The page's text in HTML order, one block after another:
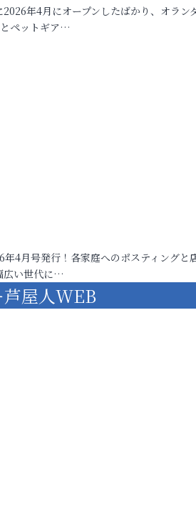
年4月にオープンしたばかり、オラン
ペットギア…
年4月号発行！各家庭へのポスティングと
広い世代に…
芦屋人WEB